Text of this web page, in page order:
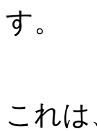
す。
これ